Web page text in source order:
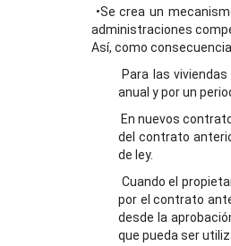
•Se crea un
administraciones
Así, como
Para las
anual y por un
En nuevos
del contrato
de ley.
Cuando el
por el contrato
desde la
que pueda ser